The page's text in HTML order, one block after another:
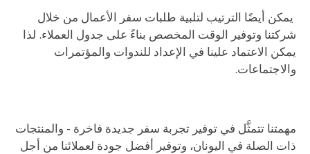
يمكن أيضًا الترتيب لتلبية طلبات سفر الأعمال من خلال
شركتنا وتوفير الوقت المخصص بناءً على جدول العملاء. لذا
يمكن الاعتماد علينا في الإعداد للندوات والمؤتمرات
والاجتماعات.
مهمتنا تتمثَّل في توفير تجربة سفر جديدة فاخرة - والمنتجات
ذات الصلة في اليونان، وتوفير أفضل جودة لعملائنا من أجل